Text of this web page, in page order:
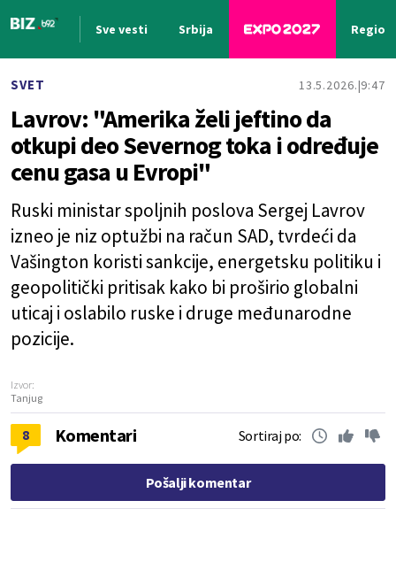
Sve vesti Srbija Region
SVET 13.5.2026. 9:47
Lavrov: "Amerika želi jeftino da
otkupi deo Severnog toka i određuje
cenu gasa u Evropi"
Ruski ministar spoljnih poslova Sergej Lavrov
izneo je niz optužbi na račun SAD, tvrdeći da
Vašington koristi sankcije, energetsku politiku i
geopolitički pritisak kako bi proširio globalni
uticaj i oslabilo ruske i druge međunarodne
pozicije.
Izvor:
Tanjug
8 Komentari Sortiraj po:
Pošalji komentar